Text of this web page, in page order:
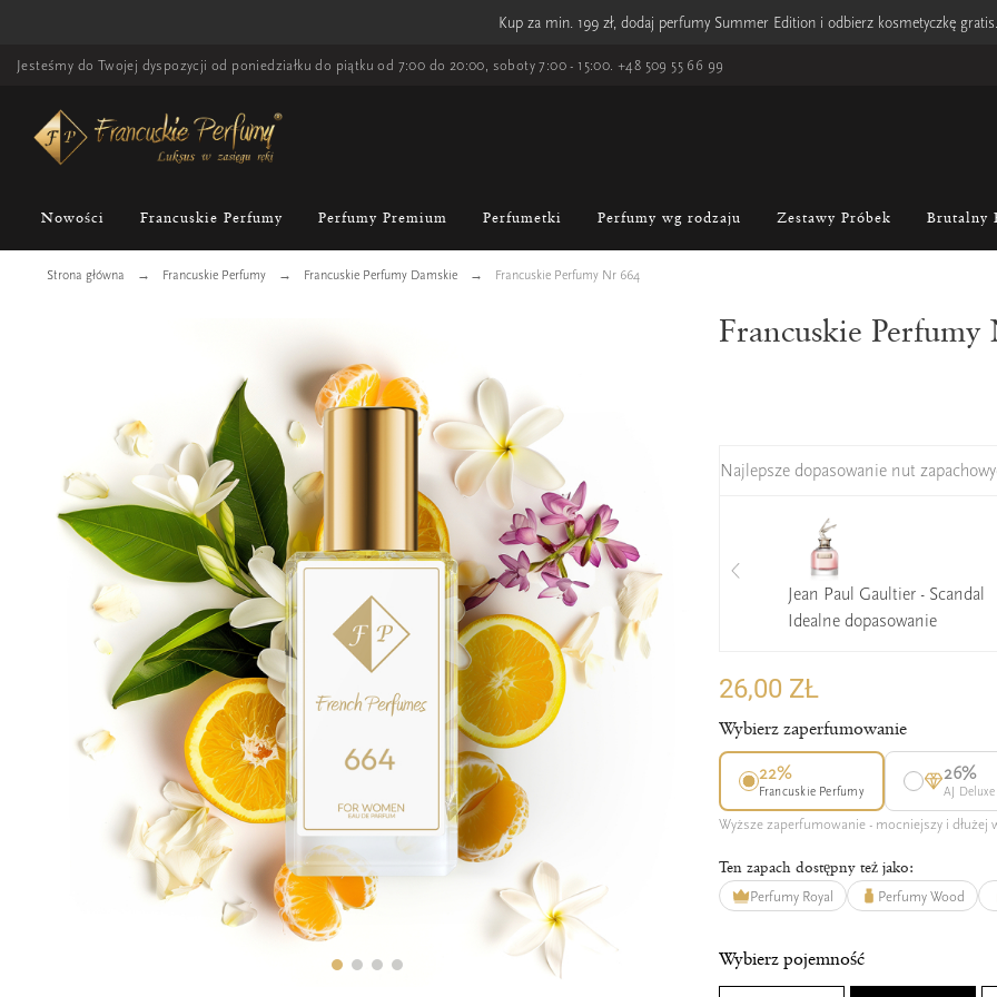
Kup za min. 199 zł, dodaj perfumy Summer Edition i odbierz kosmetyczkę gratis.
Jesteśmy do Twojej dyspozycji od poniedziałku do piątku od 7:00 do 20:00, soboty 7:00 - 15:00. +48 509 55 66 99
Nowości Francuskie Perfumy Perfumy Premium Perfumetki Perfumy wg rodzaju Zestawy Próbek Brutalny
Strona główna Francuskie Perfumy Francuskie Perfumy Damskie Francuskie Perfumy Nr 664
Francuskie
Najlepsze dopasowanie nut
Jean Paul Gaultier - Scandal
Idealne dopasowanie
26,00 ZŁ
Wybierz zaperfumowanie
22%
Francuskie Perfumy
26%
AJ Deluxe
Wyższe zaperfumowanie - mocniejszy i dłużej
Ten zapach dostępny też jako:
Perfumy Royal Perfumy Wood
Wybierz pojemność